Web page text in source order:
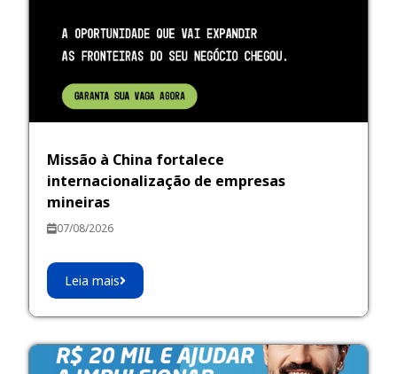
Missão à China fortalece
internacionalização de empresas
mineiras
07/08/2026
Leia mais